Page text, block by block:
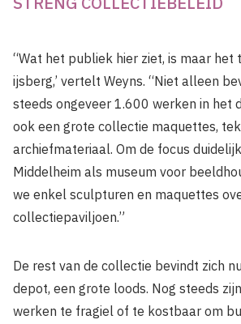
“Wat het publiek hier ziet, is maar het
ijsberg,’ vertelt Weyns. “Niet alleen
steeds ongeveer 1.600 werken in het
ook een grote collectie maquettes,
archiefmateriaal. Om de focus
Middelheim als museum voor
we enkel sculpturen en maquettes
collectiepaviljoen.”
De rest van de collectie bevindt zich
depot, een grote loods. Nog steeds
werken te fragiel of te kostbaar om